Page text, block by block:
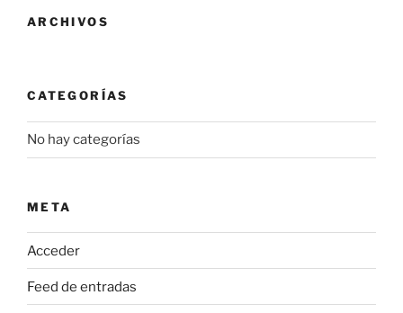
ARCHIVOS
CATEGORÍAS
No hay categorías
META
Acceder
Feed de entradas